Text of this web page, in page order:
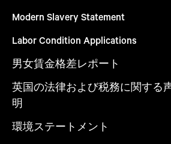
Modern Slavery Statement
Labor Condition Applications
男女賃金格差レポート
英国の法律および税務に関する
明
環境ステートメント